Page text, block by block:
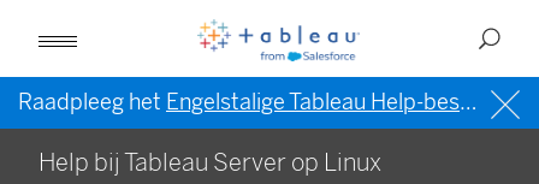
Raadpleeg het Engelstalige Tableau Help-bestand (VS)
Help bij Tableau Server op Linux